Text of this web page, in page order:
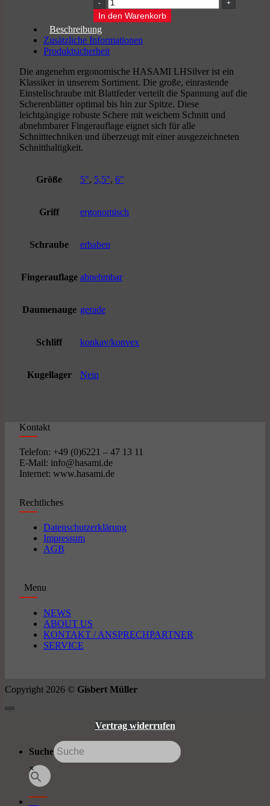
SILVER
-
Friseurschere
Menge
In den Warenkorb
Beschreibung
Zusätzliche Informationen
Produktsicherheit
Die angenehm ergonomische HASAMI LHSilver ist ein
Klassiker in unserem Sortiment. Die große, einrastende
Einstellschraube mit Blattfeder verteilt die Spannung auf die
Scherenblätter optimal bis hin zur Spitze. Diese
leichtgängige robuste Schere mit weichem Schnitt und
abnehmbarer Fingerauflage eignet sich für alle
Schnitttechniken und überzeugt mit einer ausgezeichneten
Schnitthaltigkeit.
Größe 5", 5,5", 6"
Griff ergonomisch
Schraube erhaben
Fingerauflage abnehmbar
Daumenauge gerade
Schliff konkav/konvex
Kugellager Nein
Kontakt
Telefon: +49 (0)6221 – 47 13 11
E-Mail: info@hasami.de
Internet: www.hasami.de
Rechtliches
Datenschutzerklärung
Impressum
AGB
Menu
NEWS
ABOUT US
KONTAKT / ANSPRECHPARTNER
SERVICE
Copyright 2026 © Gisbert Müller
Vertrag widerrufen
Suche
×